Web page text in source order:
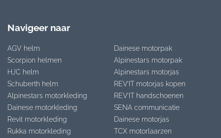
Navigeer naar
AGV helm
Scorpion helmen
HJC helm
Schuberth helm
Alpinestars motorkleding
Dainese motorkleding
Revit motorkleding
Rukka motorkleding
Dainese motorpak
Alpinestars motorpak
Alpinestars motorjas
REV’IT motorjas kopen
REV’IT handschoenen
SENA communicatie
Dainese motorjas
TCX motorlaarzen